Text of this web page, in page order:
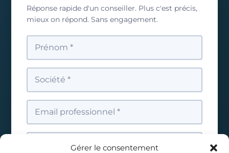
Gérer le consentement
Réponse rapide d'un conseiller. Plus c'est précis,
mieux on répond. Sans engagement.